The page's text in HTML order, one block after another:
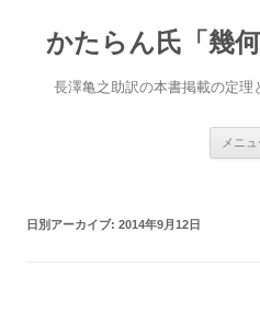
かたらん氏「幾
長澤亀之助訳の本書掲載の定理
メニュ
日別アーカイブ: 2014年9月12日